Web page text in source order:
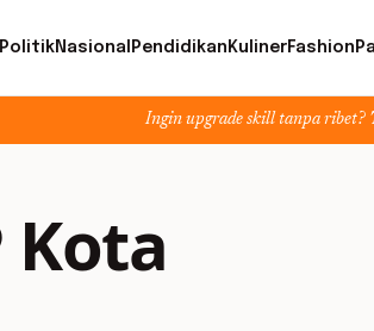
PolitikNasional Pendidikan KulinerFashion
Ingin upgrade skill tanpa ribet?
Kota